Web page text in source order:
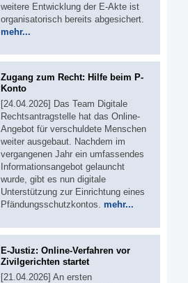
weitere Entwicklung der E-Akte ist
organisatorisch bereits abgesichert.
mehr...
Zugang zum Recht: Hilfe beim P-
Konto
[24.04.2026] Das Team Digitale
Rechtsantragstelle hat das Online-
Angebot für verschuldete Menschen
weiter ausgebaut. Nachdem im
vergangenen Jahr ein umfassendes
Informationsangebot gelauncht
wurde, gibt es nun digitale
Unterstützung zur Einrichtung eines
Pfändungsschutzkontos. mehr...
E-Justiz: Online-Verfahren vor
Zivilgerichten startet
[21.04.2026] An ersten